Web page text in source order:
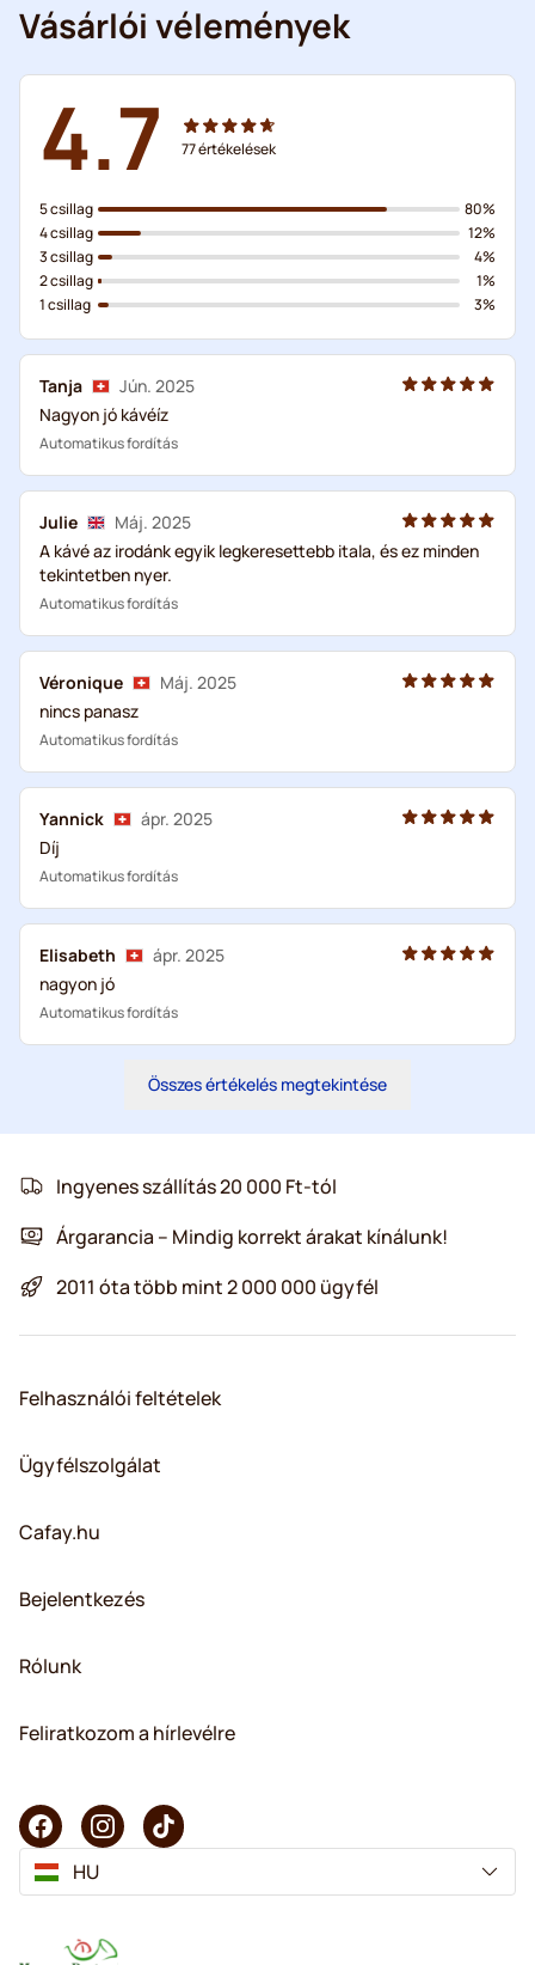
Vásárlói vélemények
4.7 77értékelések
5 csillag
4 csillag
3 csillag
2 csillag
1 csillag
80%
12%
4%
1%
3%
Tanja
Jún. 2025
Nagyon jó kávéíz
Automatikus fordítás
Julie
Máj. 2025
A kávé az irodánk egyik legkeresettebb itala, és ez minden
tekintetben nyer.
Automatikus fordítás
Véronique
Máj. 2025
nincs panasz
Automatikus fordítás
Yannick
ápr. 2025
Díj
Automatikus fordítás
Elisabeth
ápr. 2025
nagyon jó
Automatikus fordítás
Összes értékelés megtekintése
Ingyenes szállítás 20 000 Ft-tól
Árgarancia – Mindig korrekt árakat kínálunk!
2011 óta több mint 2 000 000 ügyfél
Felhasználói feltételek
Ügyfélszolgálat
Cafay.hu
Bejelentkezés
Rólunk
Feliratkozom a hírlevélre
HU